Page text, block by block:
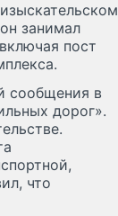
занимал
пост
сообщения в
дорог».
что